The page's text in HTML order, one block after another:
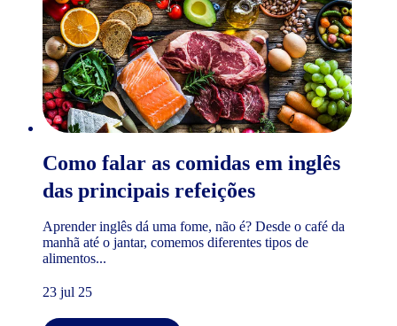
Como falar as comidas em inglês
das principais refeições
Aprender inglês dá uma fome, não é? Desde o café da
manhã até o jantar, comemos diferentes tipos de
alimentos...
23 jul 25